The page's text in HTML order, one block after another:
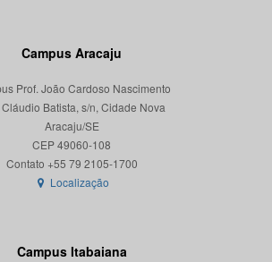
Campus Aracaju
Prof. João Cardoso Nascimento
Batista, s/n, Cidade Nova
Aracaju/SE
CEP 49060-108
Localização
Campus Itabaiana